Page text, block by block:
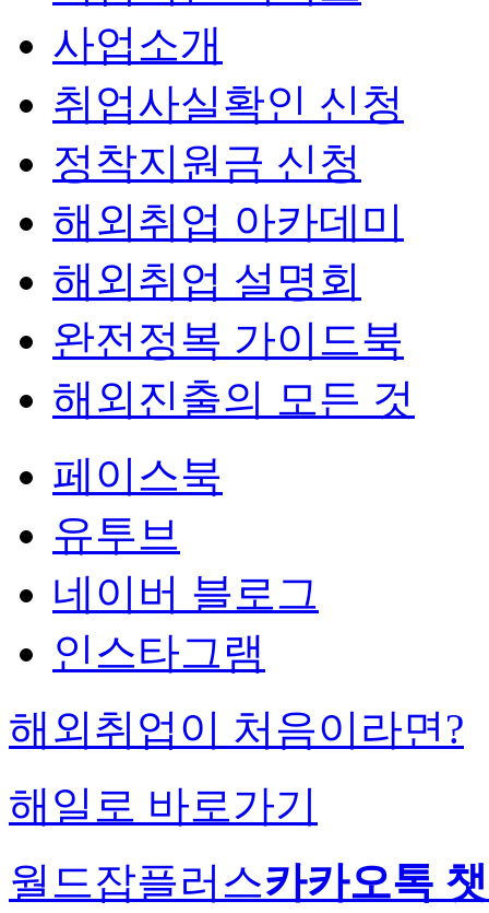
사업소개
취업사실확인 신청
정착지원금 신청
해외취업 아카데미
해외취업 설명회
완전정복 가이드북
해외진출의 모든 것
페이스북
유투브
네이버 블로그
인스타그램
해외취업이 처음이라면?
해일로 바로가기
월드잡플러스카카오톡